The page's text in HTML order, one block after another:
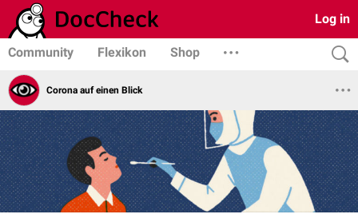
Log in
Community Flexikon Shop
Corona auf einen Blick